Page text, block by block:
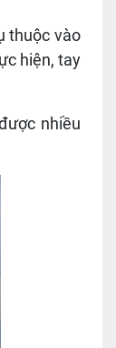
thuộc vào
hiện, tay
nhiều